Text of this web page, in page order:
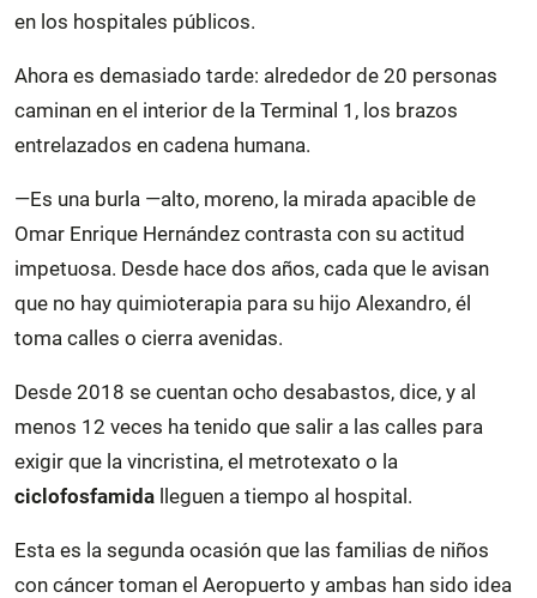
en los hospitales públicos.
Ahora es demasiado tarde: alrededor de 20 personas
caminan en el interior de la Terminal 1, los brazos
entrelazados en cadena humana.
—Es una burla —alto, moreno, la mirada apacible de
Omar Enrique Hernández contrasta con su actitud
impetuosa. Desde hace dos años, cada que le avisan
que no hay quimioterapia para su hijo Alexandro, él
toma calles o cierra avenidas.
Desde 2018 se cuentan ocho desabastos, dice, y al
menos 12 veces ha tenido que salir a las calles para
exigir que la vincristina, el metrotexato o la
ciclofosfamida lleguen a tiempo al hospital.
Esta es la segunda ocasión que las familias de niños
con cáncer toman el Aeropuerto y ambas han sido idea